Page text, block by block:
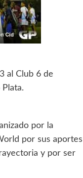
al Club 6 de
por la
por sus aportes
y por ser